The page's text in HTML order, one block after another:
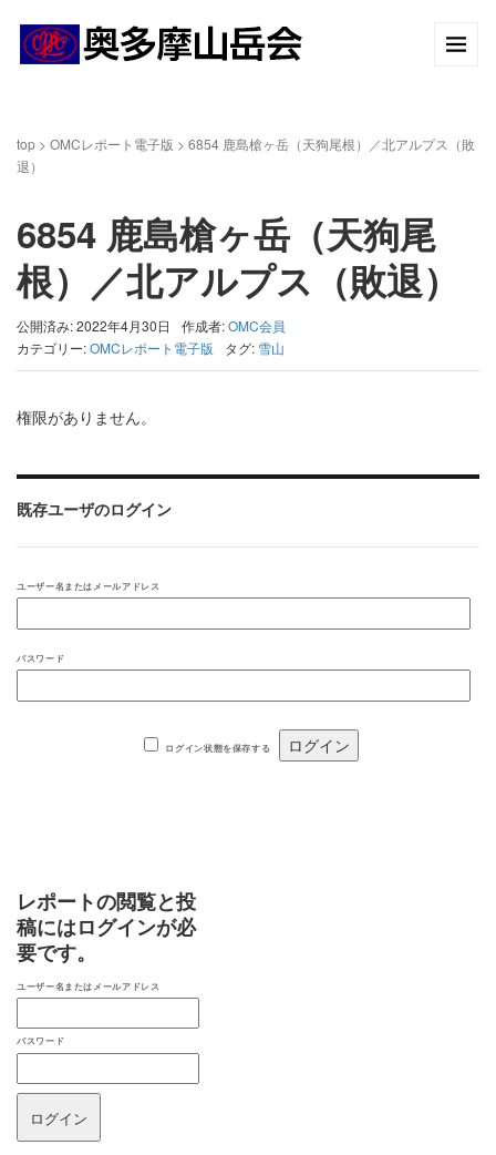
top > OMCレポート電子版 > 6854 鹿島槍ヶ岳（天狗尾根）／北アルプス（敗
退）
6854 鹿島槍ヶ岳（天狗尾
根）／北アルプス（敗退）
公開済み: 2022年4月30日 作成者:OMC会員
カテゴリー:OMCレポート電子版 タグ: 雪山
権限がありません。
既存ユーザのログイン
ユーザー名またはメールアドレス
パスワード
ログイン状態を保存する
レポートの閲覧と投
稿にはログインが必
要です。
ユーザー名またはメールアドレス
パスワード